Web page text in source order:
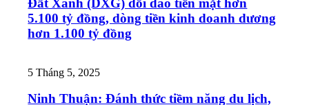
Đất Xanh (DXG) dồi dào tiền mặt hơn
5.100 tỷ đồng, dòng tiền kinh doanh dương
hơn 1.100 tỷ đồng
5 Tháng 5, 2025
Ninh Thuận: Đánh thức tiềm năng du lịch,